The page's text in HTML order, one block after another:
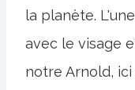
la planète.
avec le visage
notre Arnold,